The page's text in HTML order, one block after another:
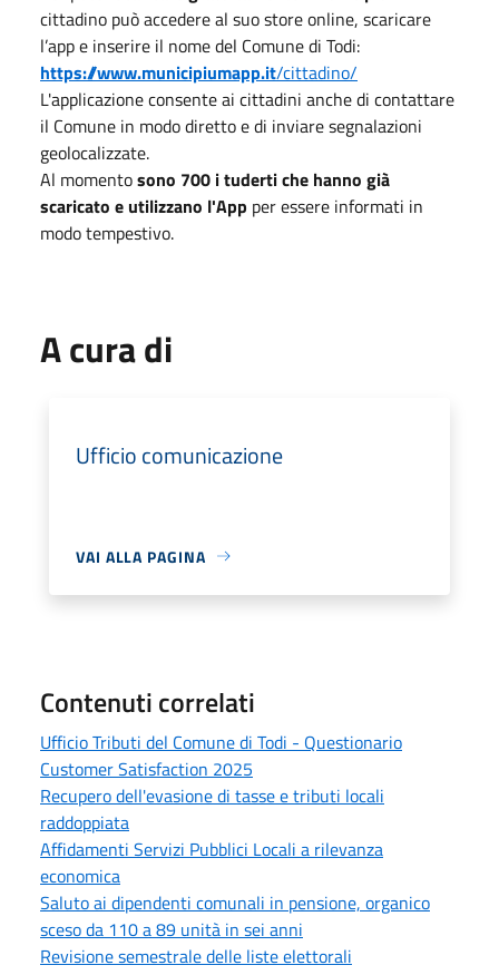
cittadino può accedere al suo store online, scaricare
l’app e inserire il nome del Comune di Todi:
https://www.municipiumapp.it/cittadino/
L'applicazione consente ai cittadini anche di contattare
il Comune in modo diretto e di inviare segnalazioni
geolocalizzate.
Al momentosono 700 i tuderti che hanno già
scaricato e utilizzano l'App per essere informati in
modo tempestivo.
A cura di
Ufficio comunicazione
VAI ALLA PAGINA
Contenuti correlati
Ufficio Tributi del Comune di Todi - Questionario
Customer Satisfaction 2025
Recupero dell'evasione di tasse e tributi locali
raddoppiata
Affidamenti Servizi Pubblici Locali a rilevanza
economica
Saluto ai dipendenti comunali in pensione, organico
sceso da 110 a 89 unità in sei anni
Revisione semestrale delle liste elettorali